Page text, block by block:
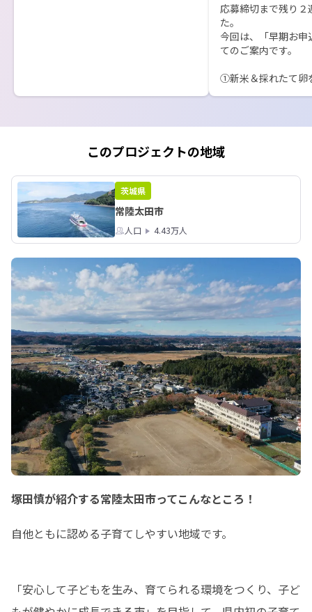
応募締切まで残り２
た。
今回は、「早期お
てのご案内です。
①新米＆採れたて卵
こだわって生産され
も心も喜ぶような
※「11/14日まで」
②【先着10組】オブ
実にご招待します！
できるよう５組限定
ておりますが、ご好
ーバー枠を設けま
本日からお申込み
組」の方は、オブザ
にご参加いただけま
SMOUTでご覧にな
にも興味を持ってく
増えておりますので
みください。
このプロジェクトの地域
茨城県
常陸太田市
人口 4.43万人
塚田慎が紹介する常陸太田市ってこんなところ！
自他ともに認める子育てしやすい地域です。
「安心して子どもを生み、育てられる環境をつくり、子ど